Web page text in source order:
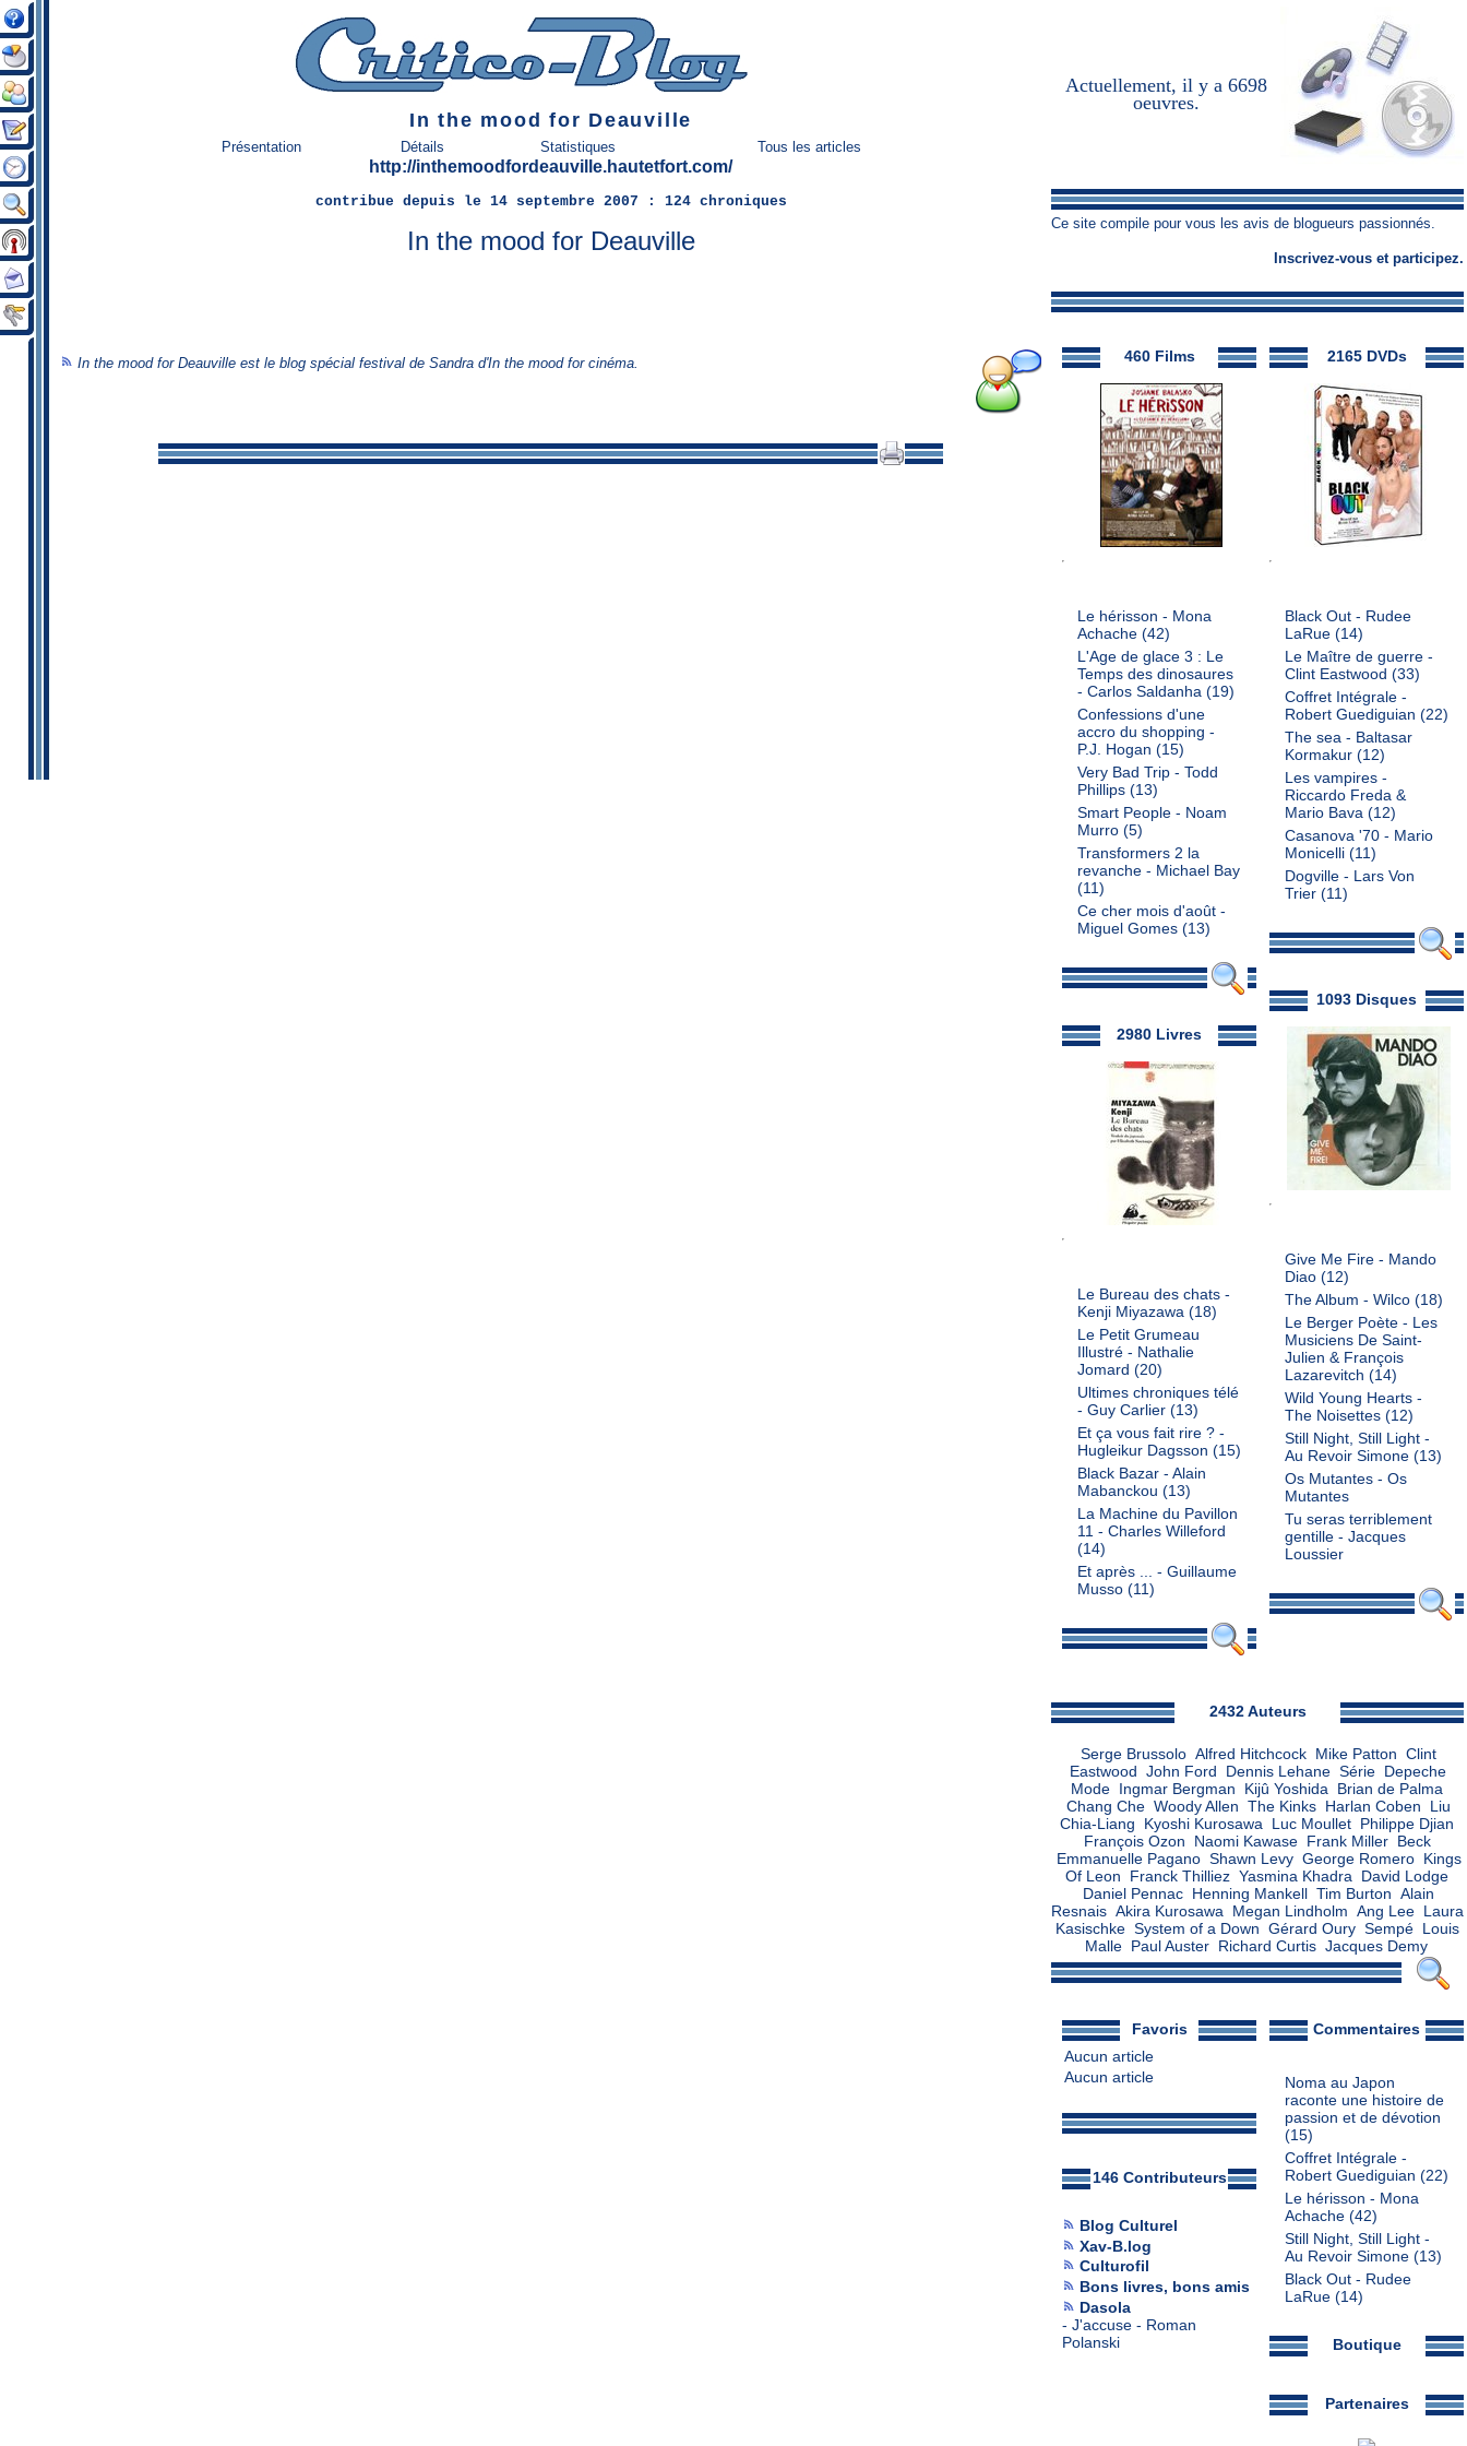
Actuellement, il y a 6698
oeuvres.
Ce site compile pour vous les avis de blogueurs passionnés.
Inscrivez-vous et participez.
2165 DVDs
Black Out - Rudee
LaRue(14)
Le Maître de guerre -
Clint Eastwood (33)
Coffret Intégrale -
Robert Guediguian (22)
The sea - Baltasar
Kormakur(12)
Les vampires -
Riccardo Freda &
Mario Bava(12)
Casanova '70 - Mario
Monicelli(11)
Dogville - Lars Von
Trier(11)
1093 Disques
Give Me Fire - Mando
Diao(12)
The Album - Wilco(18)
Le Berger Poète - Les
Musiciens De Saint-
Julien & François
Lazarevitch (14)
Wild Young Hearts -
The Noisettes(12)
Still Night, Still Light -
Au Revoir Simone(13)
Os Mutantes - Os
Mutantes
Tu seras terriblement
gentille - Jacques
Loussier
460 Films
Le hérisson - Mona
Achache(42)
L'Age de glace 3 : Le
Temps des dinosaures
- Carlos Saldanha(19)
Confessions d'une
accro du shopping -
P.J. Hogan (15)
Very Bad Trip - Todd
Phillips(13)
Smart People - Noam
Murro(5)
Transformers 2 la
revanche - Michael Bay
(11)
Ce cher mois d'août -
Miguel Gomes(13)
2980 Livres
Le Bureau des chats -
Kenji Miyazawa(18)
Le Petit Grumeau
Illustré - Nathalie
Jomard (20)
Ultimes chroniques télé
- Guy Carlier(13)
Et ça vous fait rire ? -
Hugleikur Dagsson (15)
Black Bazar - Alain
Mabanckou (13)
La Machine du Pavillon
11 - Charles Willeford
(14)
Et après ... - Guillaume
Musso(11)
2432 Auteurs
Serge Brussolo Alfred Hitchcock Mike Patton Clint
Eastwood
John Ford Dennis Lehane Série
Depeche
Mode
Ingmar Bergman Kijû Yoshida
Brian de Palma
Chang Che Woody Allen The Kinks Harlan Coben
Liu
Chia-Liang
Kyoshi Kurosawa Luc Moullet
Philippe Djian
François Ozon
Naomi Kawase Frank Miller
Beck
Emmanuelle Pagano Shawn Levy George Romero
Kings
Of Leon
Franck Thilliez Yasmina Khadra
David Lodge
Daniel Pennac
Henning Mankell Tim Burton Alain
Resnais Akira Kurosawa Megan Lindholm Ang Lee
Laura
Kasischke System of a Down Gérard Oury Sempé
Louis
Malle
Paul Auster Richard Curtis Jacques Demy
Commentaires
Noma au Japon
raconte une histoire de
passion et de dévotion
(15)
Coffret Intégrale -
Robert Guediguian (22)
Le hérisson - Mona
Achache(42)
Still Night, Still Light -
Au Revoir Simone(13)
Black Out - Rudee
LaRue(14)
Boutique
Partenaires
Favoris
Aucun article
Aucun article
146 Contributeurs
Blog Culturel
Xav-B.log
Culturofil
Bons livres, bons amis
Dasola
- J'accuse - Roman
Polanski
In the mood for Deauville
Présentation Détails Statistiques Tous les articles
http://inthemoodfordeauville.hautetfort.com/
contribuedepuis le 14 septembre 2007 : 124 chroniques
In the mood for Deauville
In the mood for Deauville est le blog spécial festival de Sandra d'In the mood for cinéma.